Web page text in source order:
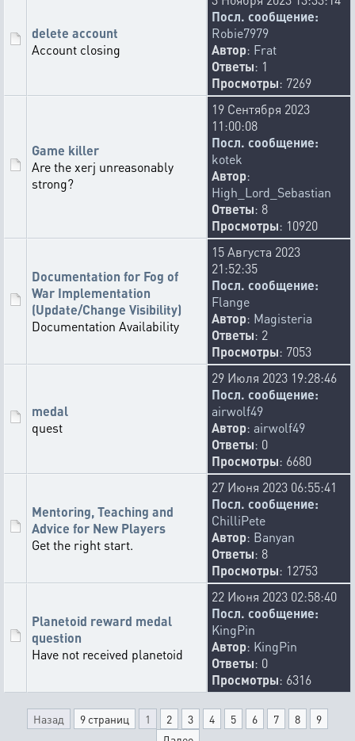
delete account
Account closing
Посл. сообщение:
Robie7979
Автор: Frat
Ответы: 1
Просмотры: 7269
Game killer
Are the xerj unreasonably
strong?
19 Сентября 2023
11:00:08
Посл. сообщение:
kotek
Автор:
High_Lord_Sebastian
Ответы: 8
Просмотры: 10920
Documentation for Fog of
War Implementation
(Update/Change Visibility)
Documentation Availability
15 Августа 2023
21:52:35
Посл. сообщение:
Flange
Автор: Magisteria
Ответы: 2
Просмотры: 7053
medal
quest
29 Июля 2023 19:28:46
Посл. сообщение:
airwolf49
Автор: airwolf49
Ответы: 0
Просмотры: 6680
Mentoring, Teaching and
Advice for New Players
Get the right start.
27 Июня 2023 06:55:41
Посл. сообщение:
ChilliPete
Автор: Banyan
Ответы: 8
Просмотры: 12753
Planetoid reward medal
question
Have not received planetoid
22 Июня 2023 02:58:40
Посл. сообщение:
KingPin
Автор: KingPin
Ответы: 0
Просмотры: 6316
Назад 9 страниц 1 2 3 4 5 6 7 8
9